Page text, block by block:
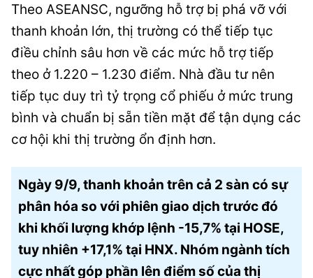
Theo ASEANSC, ngưỡng hỗ trợ bị phá vỡ với
thanh khoản lớn, thị trường có thể tiếp tục
điều chỉnh sâu hơn về các mức hỗ trợ tiếp
theo ở 1.220 – 1.230 điểm. Nhà đầu tư nên
tiếp tục duy trì tỷ trọng cổ phiếu ở mức trung
bình và chuẩn bị sẵn tiền mặt để tận dụng các
cơ hội khi thị trường ổn định hơn.
Ngày 9/9, thanh khoản trên cả 2 sàn có sự
phân hóa so với phiên giao dịch trước đó
khi khối lượng khớp lệnh -15,7% tại HOSE,
tuy nhiên +17,1% tại HNX. Nhóm ngành tích
cực nhất góp phần lên điểm số của thị